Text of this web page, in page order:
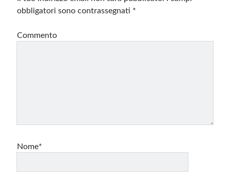
obbligatori sono contrassegnati *
Commento
Nome*